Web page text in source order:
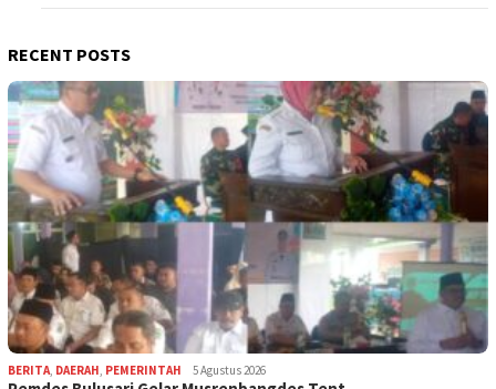
RECENT POSTS
BERITA DAERAH PEMERINTAH 5 Agustus 2026